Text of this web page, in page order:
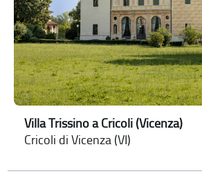
Villa Trissino a Cricoli (Vicenza)
Cricoli di Vicenza (VI)